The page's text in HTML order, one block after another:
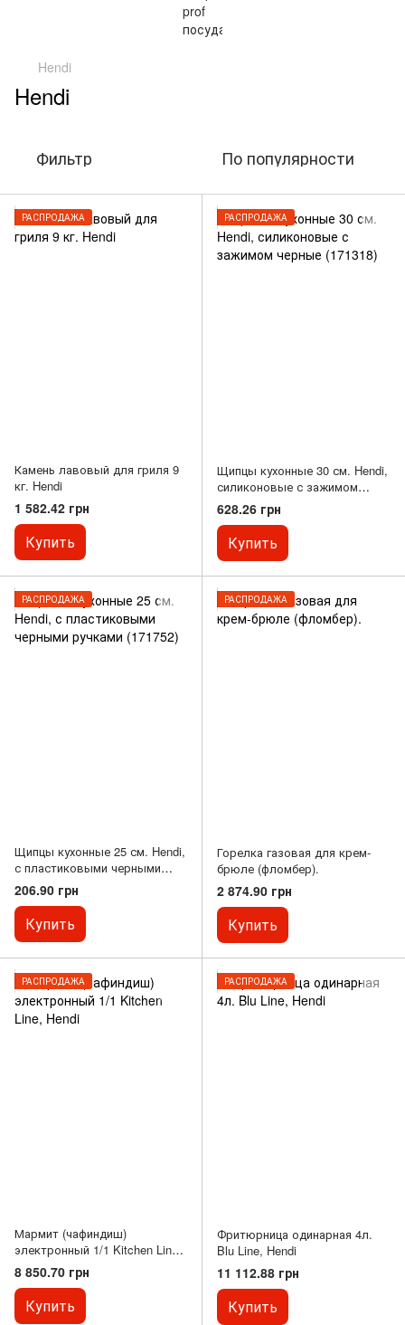
Hendi
Hendi
Фильтр По популярности
РАСПРОДАЖА
Камень лавовый для гриля 9
кг. Hendi
1 582.42 грн
Купить
РАСПРОДАЖА
Щипцы кухонные 30 см. Hendi,
силиконовые с зажимом
черные (171318)
628.26 грн
Купить
РАСПРОДАЖА
Щипцы кухонные 25 см. Hendi,
с пластиковыми черными
ручками (171752)
206.90 грн
Купить
РАСПРОДАЖА
Горелка газовая для крем-
брюле (фломбер).
2 874.90 грн
Купить
РАСПРОДАЖА
Мармит (чафиндиш)
электронный 1/1 Kitchen Line,
Hendi
8 850.70 грн
Купить
РАСПРОДАЖА
Фритюрница одинарная 4л.
Blu Line, Hendi
11 112.88 грн
Купить